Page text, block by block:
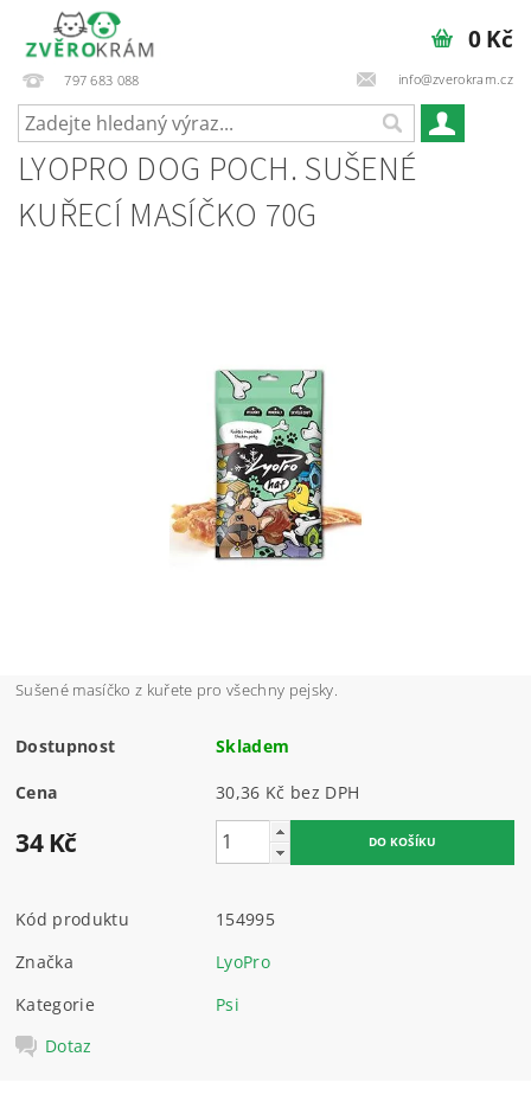
797 683 088 info@zverokram.cz
0 Kč
LYOPRO DOG POCH. SUŠENÉ
KUŘECÍ MASÍČKO 70G
Sušené masíčko z kuřete pro všechny pejsky.
Dostupnost Skladem
Cena 30,36 Kč bez DPH
34 Kč
Kód produktu
154995
Značka
LyoPro
Kategorie
Psi
Dotaz